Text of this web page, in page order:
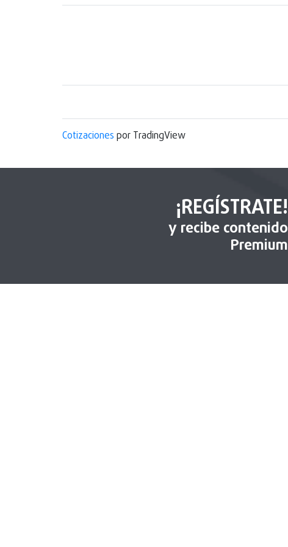
Cotizaciones por TradingView
¡REGÍSTRATE!
y recibe contenido
Premium